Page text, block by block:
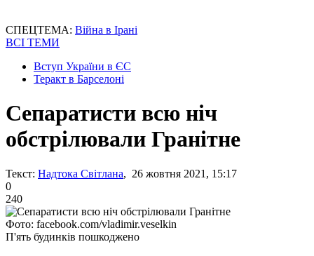
СПЕЦТЕМА: Війна в Ірані
ВСІ ТЕМИ
Вступ України в ЄС
Теракт в Барселоні
Сепаратисти всю ніч
обстрілювали Гранітне
Текст: Надтока Світлана, 26 жовтня 2021, 15:17
0
240
Фото: facebook.com/vladimir.veselkin
П'ять будинків пошкоджено